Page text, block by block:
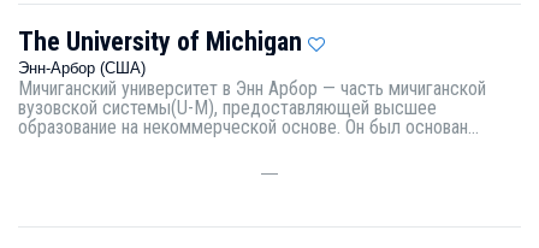
The University of Michigan
Энн-Арбор (США)
Мичиганский университет в Энн Арбор — часть мичиганской
вузовской системы(U-M), предоставляющей высшее
образование на некоммерческой основе. Он был основан...
—